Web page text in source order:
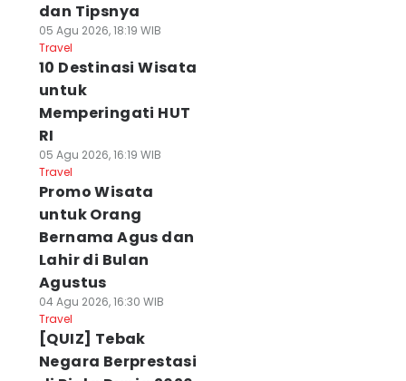
dan Tipsnya
05 Agu 2026, 18:19 WIB
Travel
10 Destinasi Wisata
untuk
Memperingati HUT
RI
05 Agu 2026, 16:19 WIB
Travel
Promo Wisata
untuk Orang
Bernama Agus dan
Lahir di Bulan
Agustus
04 Agu 2026, 16:30 WIB
Travel
[QUIZ] Tebak
Negara Berprestasi